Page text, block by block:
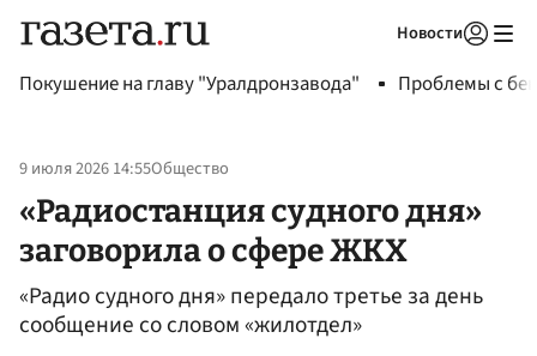
Новости
Покушение на главу "Уралдронзавода" Проблемы с
9 июля 2026 14:55Общество
«Радиостанция судного дня»
заговорила о сфере ЖКХ
«Радио судного дня» передало третье за день
сообщение со словом «жилотдел»